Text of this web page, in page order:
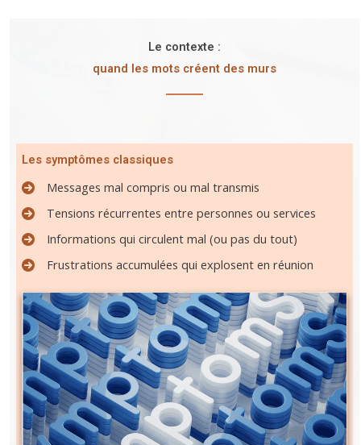
Le contexte :
quand les mots créent des murs
Les symptômes classiques
Messages mal compris ou mal transmis
Tensions récurrentes entre personnes ou services
Informations qui circulent mal (ou pas du tout)
Frustrations accumulées qui explosent en réunion